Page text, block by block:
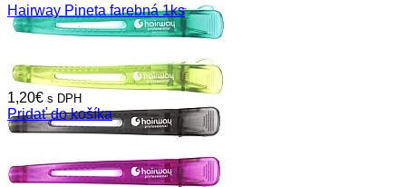
Hairway Pineta farebná 1ks
1,20€ s DPH
Pridať do košíka